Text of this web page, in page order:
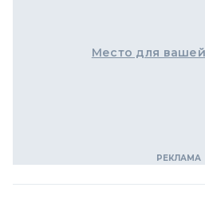
Место для